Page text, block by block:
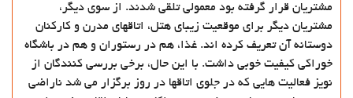
اطلاعات توریستی
Ticket Service
Private check-in/check-out
فعالیت ها
مشتریان قرار گرفته بود معمولی تلقی شدند. از سوی دیگر،
مشتریان دیگر برای موقعیت زیبای هتل، اتاقهای مدرن و کارکنان
دوستانه آن تعریف کرده اند. غذا، هم در رستوران و هم در باشگاه
خوراکی کیفیت خوبی داشت. با این حال، برخی بررسی کنندگان از
نویز فعالیت هایی که در جلوی اتاقها در روز برگزار می شد ناراضی